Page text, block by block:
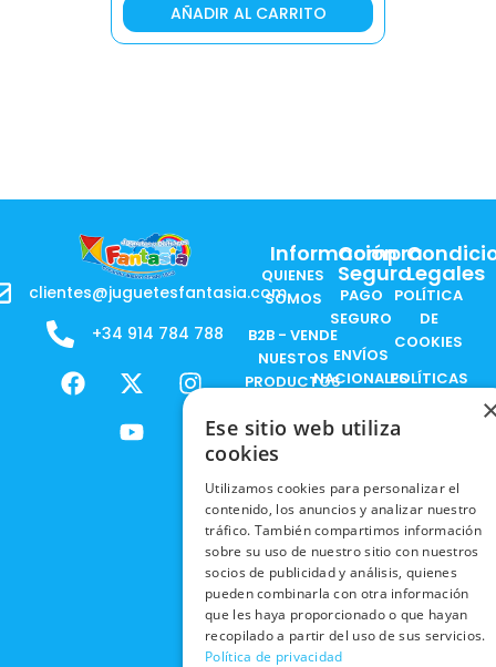
AÑADIR AL CARRITO
clientes@juguetesfantasia.com
+34 914 784 788
F
a
X
-
t
w
I
n
m
Y
o
u
t
Información
QUIENES
SOMOS
B2B - VENDE
NUESTOS
PRODUCTOS
RESPONSABILIDAD
SOCIAL
TRABAJA
CON
NOSOTROS
NUESTRAS
TIENDAS
BLACK
FRIDAY
Compra
Segura
PAGO
SEGURO
ENVÍOS
NACIONALES
ENVÍOS
INTERNACIONALES
EN TIENDA
DEVOLUCIONES
Y CAMBIOS
CANCELAR
PEDIDO
Legales
POLÍTICA
DE
COOKIES
POLÍTICAS
PRIVACIDAD
POLÍTICA DE
PRIVACIDAD
CONDICIONES
DE COMPRA
Ese sitio web utiliza
cookies
Utilizamos cookies para personalizar el
contenido, los anuncios y analizar nuestro
tráfico. También compartimos información
sobre su uso de nuestro sitio con nuestros
socios de publicidad y análisis, quienes
pueden combinarla con otra información
que les haya proporcionado o que hayan
recopilado a partir del uso de sus servicios.
Política de privacidad